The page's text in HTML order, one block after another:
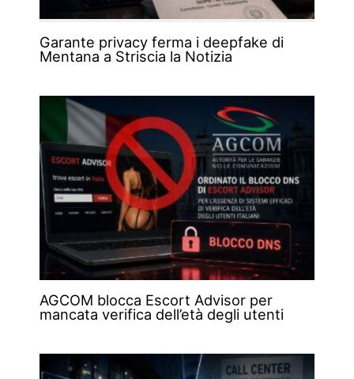
Garante privacy ferma i deepfake di
Mentana a Striscia la Notizia
AGCOM blocca Escort Advisor per
mancata verifica dell’età degli utenti